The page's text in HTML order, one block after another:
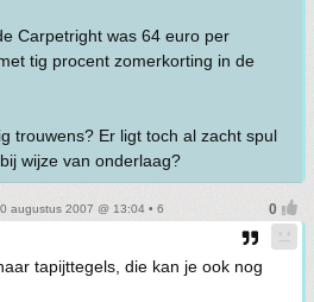
Carpetright was 64 euro per
tig procent zomerkorting in de
trouwens? Er ligt toch al zacht spul
wijze van onderlaag?
augustus 2007 @ 13:04 • 6
tapijttegels, die kan je ook nog